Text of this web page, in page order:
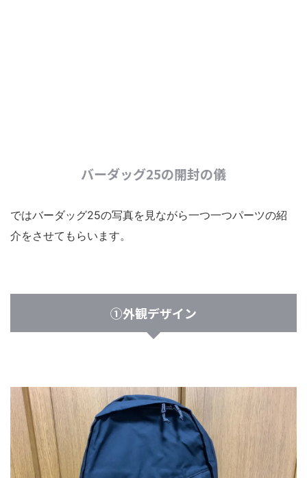
バーダッグ25の開封の儀
ではバーダッグ25の写真を見ながら一つ一つパーツの紹
介をさせてもらいます。
①外観デザイン